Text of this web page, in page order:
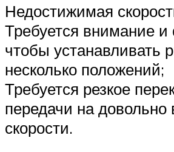
Недостижимая
Требуется внимание и
чтобы устанавливать
несколько положений;
Требуется резкое
передачи на довольно
скорости.